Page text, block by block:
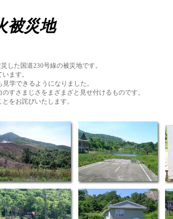
被災地
した国道230号線の被災地です。
ます。
学できるようになりました。
すさまじさをまざまざと見せ付けるものです。
をお詫びいたします。